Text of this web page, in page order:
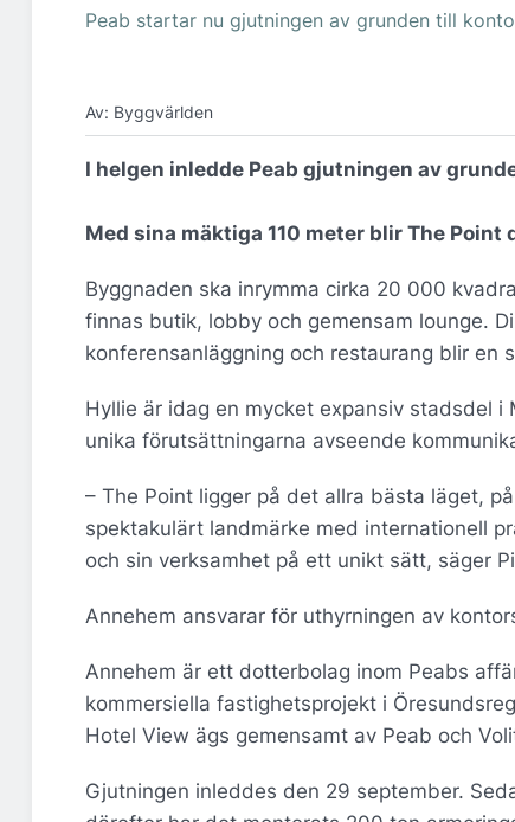
Peab startar nu gjutningen av grunden till
Av: Byggvärlden
I helgen inledde Peab gjutningen av
Med sina mäktiga 110 meter blir The
Byggnaden ska inrymma cirka 20 000
finnas butik, lobby och gemensam lounge.
konferensanläggning och restaurang blir en
Hyllie är idag en mycket expansiv stadsdel
unika förutsättningarna avseende
– The Point ligger på det allra bästa läget,
spektakulärt landmärke med internationell
och sin verksamhet på ett unikt sätt, säger
Annehem ansvarar för uthyrningen av
Annehem är ett dotterbolag inom Peabs
kommersiella fastighetsprojekt i
Hotel View ägs gemensamt av Peab och
Gjutningen inleddes den 29 september.